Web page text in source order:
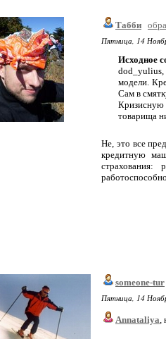
Табби
Пятница, 14
Исходное
dod_yulius,
модели.
Сам в
Кризисную
товарища
Не, это все
кредитную
страхования:
someone-tur
Пятница, 14
Annataliya,